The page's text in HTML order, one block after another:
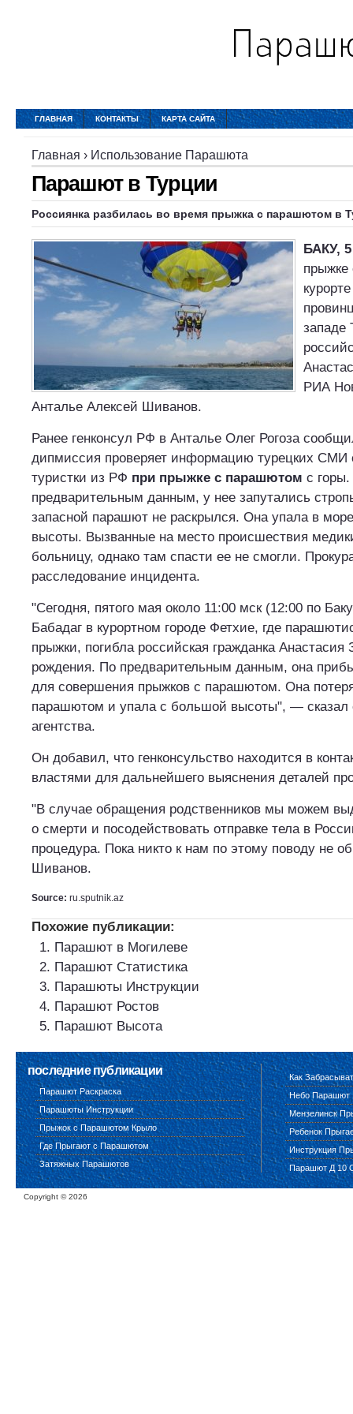
ГЛАВНАЯ КОНТАКТЫ КАРТА САЙТА
Главная › Использование Парашюта
Парашют в Турции
Россиянка разбилась во время прыжка с парашютом в
БАКУ,
западе
РИА
Анталье Алексей Шиванов.
Ранее генконсул РФ в Анталье Олег Рогоза
дипмиссия проверяет информацию турецких СМИ
туристки из РФ при прыжке с парашютом с
предварительным данным, у нее запутались
запасной парашют не раскрылся. Она упала в
высоты. Вызванные на место происшествия
больницу, однако там спасти ее не смогли.
расследование инцидента.
"Сегодня, пятого мая около 11:00 мск (12:00 по
Бабадаг в курортном городе Фетхие, где
прыжки, погибла российская гражданка Анастасия
рождения. По предварительным данным, она
для совершения прыжков с парашютом. Она
парашютом и упала с большой высоты", — сказал
агентства.
Он добавил, что генконсульство находится в
властями для дальнейшего выяснения деталей
"В случае обращения родственников мы можем
о смерти и посодействовать отправке тела в
процедура. Пока никто к нам по этому поводу не
Шиванов.
Source: ru.sputnik.az
Похожие публикации:
Парашют в Могилеве
Парашют Статистика
Парашюты Инструкции
Парашют Ростов
Парашют Высота
последние публикации
Парашют Раскраска
Парашюты Инструкции
Прыжок с Парашютом Крыло
Где Прыгают с Парашютом
Затяжных Парашютов
Как
Небо Парашют
Мензелинск
Ребенок
Инструкция
Парашют Д 10
Copyright ©2026